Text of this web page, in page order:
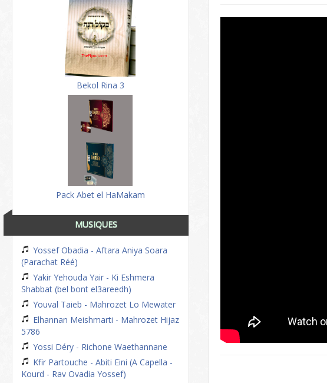
Bekol Rina 3
Pack Abet el HaMakam
MUSIQUES
Yossef Obadia - Aftara Aniya Soara
(Parachat Réé)
Yakir Yehouda Yair - Ki Eshmera
Shabbat (bel bont el3areedh)
Youval Taieb - Mahrozet Lo Mewater
Elhannan Meishmarti - Mahrozet Hijaz
5786
Yossi Déry - Richone Waethannane
Kfir Partouche - Abiti Eini (A Capella -
Kourd - Rav Ovadia Yossef)